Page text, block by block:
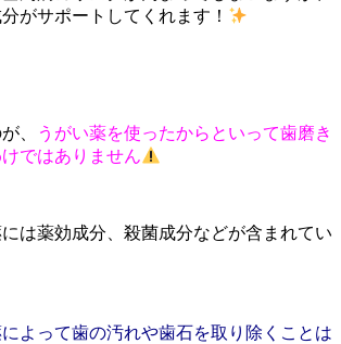
がサポートしてくれます！
、 うがい薬を使ったからといって歯磨き
ではありません
は薬効成分、殺菌成分などが含まれてい
よって歯の汚れや歯石を取り除くことは